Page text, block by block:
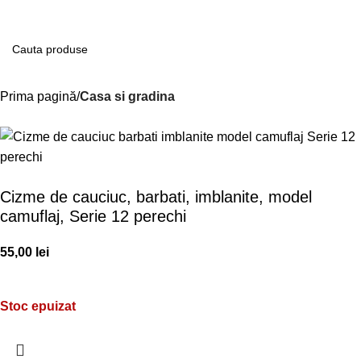
Prima pagină Casa si gradina
Cizme de cauciuc, barbati, imblanite, model
camuflaj, Serie 12 perechi
55,00 lei
Stoc epuizat